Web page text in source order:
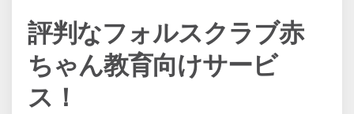
評判なフォルスクラブ赤
ちゃん教育向けサービ
ス！